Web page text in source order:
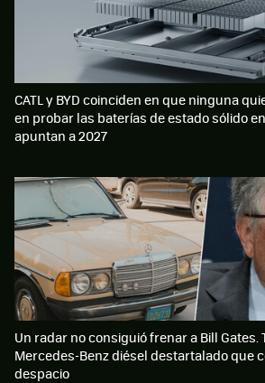
CATL y BYD coinciden en que ninguna
en probar las baterías de estado sólido
apuntan a 2027
Un radar no consiguió frenar a Bill Gates.
Mercedes-Benz diésel destartalado que
despacio